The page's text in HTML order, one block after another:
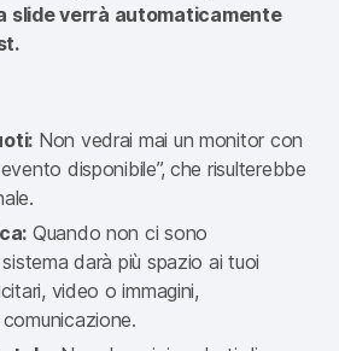
slide verrà automaticamente
Non vedrai mai un monitor con
disponibile”, che risulterebbe
Quando non ci sono
darà più spazio ai tuoi
video o immagini,